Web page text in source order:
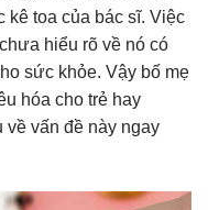
kê toa của bác sĩ. Việc
hiểu rõ về nó có
sức khỏe. Vậy bố mẹ
hóa cho trẻ hay
về vấn đề này ngay